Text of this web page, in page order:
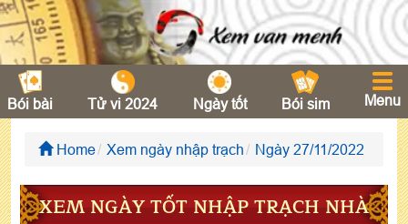
Bói bài Tử vi 2024 Ngày tốt Bói sim Menu
Home Xem ngày nhập trạch Ngày 27/11/2022
XEM NGÀY TỐT NHẬP TRẠCH NHÀ